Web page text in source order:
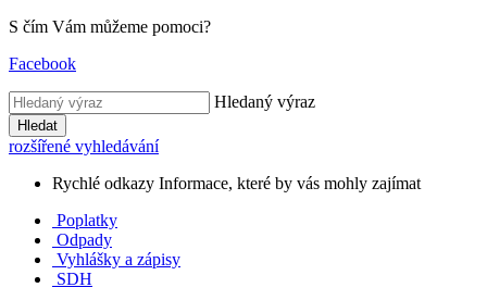
S čím Vám můžeme pomoci?
Facebook
Hledaný výraz
Hledat
rozšířené vyhledávání
Rychlé odkazy Informace, které by vás mohly zajímat
Poplatky
Odpady
Vyhlášky a zápisy
SDH